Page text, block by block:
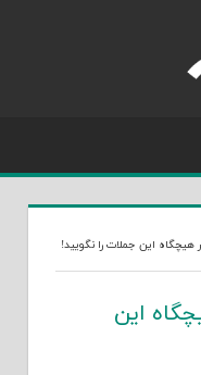
این جملات را نگویید!
این